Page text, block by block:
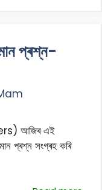
প্ৰশ্ন-
আজিৰ এই
প্ৰশ্ন সংগ্ৰহ কৰি